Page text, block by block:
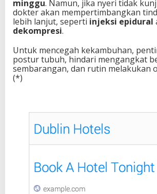
minggu. Namun, jika nyeri tidak
dokter akan mempertimbangkan
lebih lanjut, seperti injeksi epidural
dekompresi.
Untuk mencegah kekambuhan,
postur tubuh, hindari mengangkat
sembarangan, dan rutin melakukan
(*)